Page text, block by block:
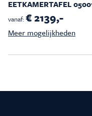
EETKAMERTAFEL
vanaf:€ 2139,-
Meer mogelijkheden